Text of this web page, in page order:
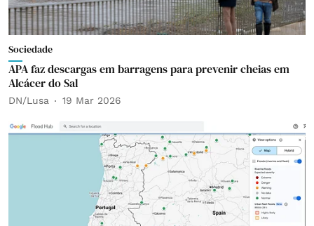
Sociedade
APA faz descargas em barragens para prevenir cheias em
Alcácer do Sal
DN/Lusa 19 Mar 2026